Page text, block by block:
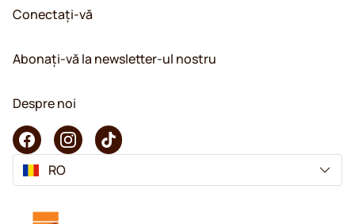
Conectați-vă
Abonați-vă la newsletter-ul nostru
Despre noi
RO